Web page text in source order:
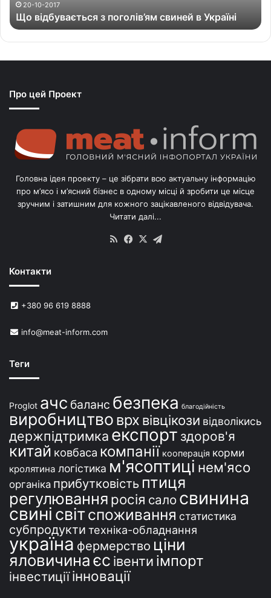
т
ь
п
о
е
й
У
р
ї
20-10-2017
Що відбувається з поголів’ям свиней в Україні
Про цей Проект
Головна ідея проекту – це зібрати всю актуальну інформацію
про м’ясо і м’ясний бізнес в одному місці й зробити це місце
зручним і затишним для кожного зацікавленого відвідувача.
Читати далі...
RSS Facebook
X
Контакти
+380 96 619 8888
info@meat-inform.com
Теги
Proglot ачс баланс безпека благодійність
виробництво врх вівцікози відволікись
держпідтримка експорт здоров'я
китай ковбаса компанії кооперація корми
кролятина логістика м'ясоптиці нем'ясо
органіка прибутковість птиця
регулювання росія сало свинина
свині світспоживання статистика
субпродукти техніка-обладнання
україна фермерство ціни
яловичинаєс івенти імпорт
інвестиції інновації